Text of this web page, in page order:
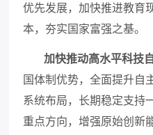
优先发展，加快推进教育
本，夯实国家富强之基。
加快推动高水平科技
国体制优势，全面提升自
系统布局，长期稳定支持
重点方向，增强原始创新